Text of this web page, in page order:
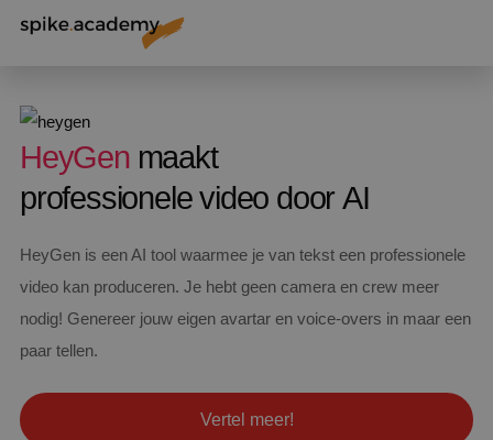
HeyGenmaakt
professionele video door AI
HeyGen is een AI tool waarmee je van tekst een professionele
video kan produceren. Je hebt geen camera en crew meer
nodig! Genereer jouw eigen avartar en voice-overs in maar een
paar tellen.
Vertel meer!